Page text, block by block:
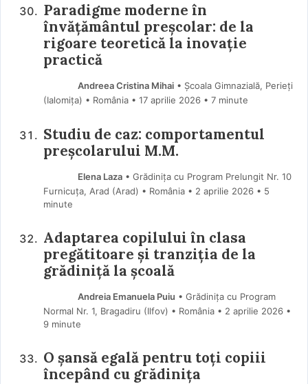
Paradigme moderne în
învățământul preșcolar: de la
rigoare teoretică la inovație
practică
Andreea Cristina Mihai• Școala Gimnazială, Perieți
(Ialomiţa) • România
17 aprilie 2026 • 7 minute
Studiu de caz: comportamentul
preșcolarului M.M.
Elena Laza• Grădinița cu Program Prelungit Nr. 10
Furnicuța, Arad (Arad) • România
2 aprilie 2026 • 5
minute
Adaptarea copilului în clasa
pregătitoare și tranziția de la
grădiniță la școală
Andreia Emanuela Puiu • Grădinița cu Program
Normal Nr. 1, Bragadiru (Ilfov) • România
2 aprilie 2026 •
9 minute
O șansă egală pentru toți copiii
începând cu grădinița